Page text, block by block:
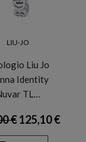
LIU-JO
Liu Jo
Identity
TL…
€125,10 €